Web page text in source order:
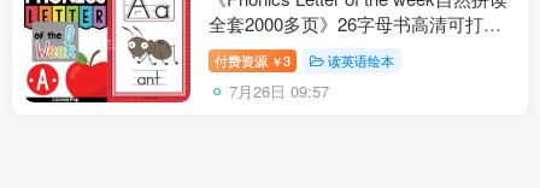
全套2000多页》26字母书高清可打印
PDF绘本，百度网盘下载！
付费资源 ￥3 读英语绘本
7月26日 09:57